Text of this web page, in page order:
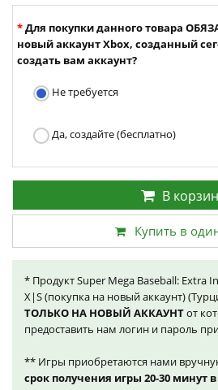
Для покупки данного товара
новый аккаунт Xbox, созданный
создать вам аккаунт?
Не требуется
Да, создайте (бесплатно)
В
Купить в
* Продукт Super Mega Baseball: Extra
X|S (покупка на новый аккаунт)
ТОЛЬКО НА НОВЫЙ АККАУНТот
предоставить нам логин и пароль
** Игры приобретаются нами
срок получения игры 20-30 минут